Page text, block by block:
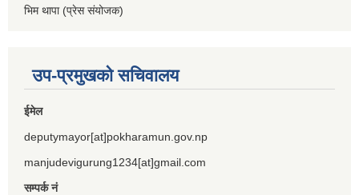
भिम थापा (प्रेस संयोजक)
उप-प्रमुखको सचिवालय
ईमेल
deputymayor[at]pokharamun.gov.np
manjudevigurung1234[at]gmail.com
सम्पर्क नं